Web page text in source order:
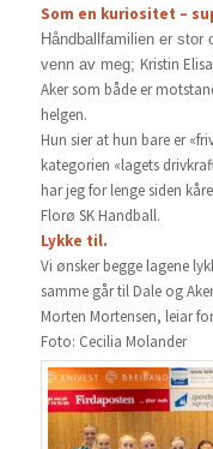
Som en kuriositet –
Håndballfamilien er stor
venn av meg; Kristin
Aker som både er
helgen.
Hun sier at hun bare er
kategorien «lagets
har jeg for lenge siden
Florø SK Handball.
Lykke til.
Vi ønsker begge lagene
samme går til Dale og
Morten Mortensen, leiar
Foto: Cecilia Molander